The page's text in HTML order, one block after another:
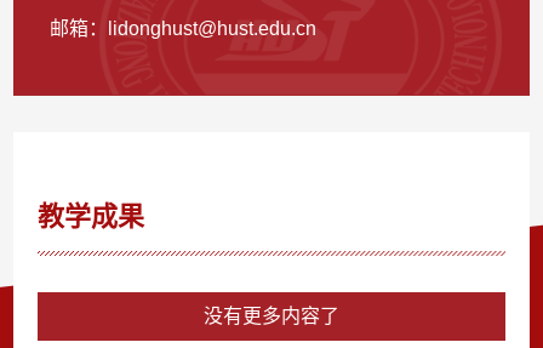
邮箱：
lidonghust@hust.edu.cn
教学成果
没有更多内容了